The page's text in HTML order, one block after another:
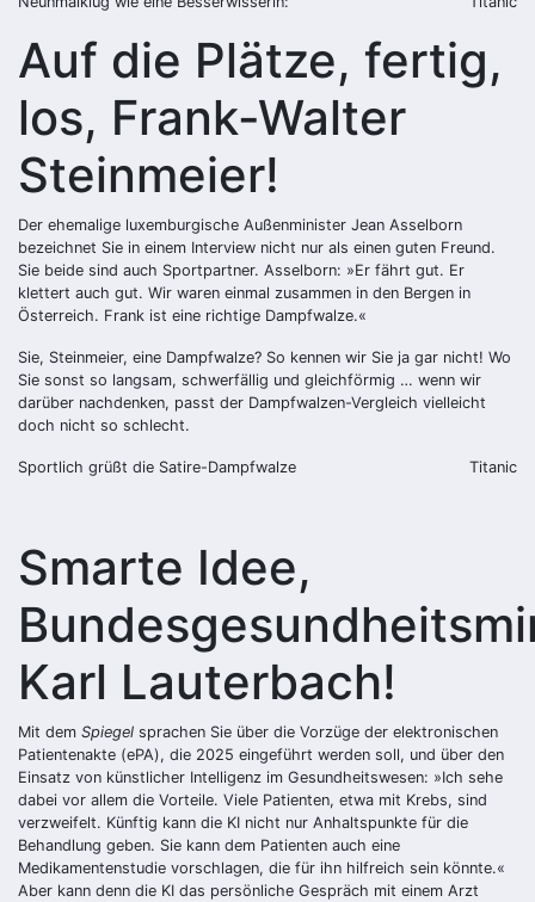
Auf die Plätze, fertig,
los, Frank-Walter
Steinmeier!
Der ehemalige luxemburgische Außenminister Jean Asselborn
bezeichnet Sie in einem Interview nicht nur als einen guten Freund.
Sie beide sind auch Sportpartner. Asselborn: »Er fährt gut. Er
klettert auch gut. Wir waren einmal zusammen in den Bergen in
Österreich. Frank ist eine richtige Dampfwalze.«
Sie, Steinmeier, eine Dampfwalze? So kennen wir Sie ja gar nicht! Wo
Sie sonst so langsam, schwerfällig und gleichförmig … wenn wir
darüber nachdenken, passt der Dampfwalzen-Vergleich vielleicht
doch nicht so schlecht.
Sportlich grüßt die Satire-Dampfwalze Titanic
Smarte Idee,
Karl Lauterbach!
Mit dem Spiegel sprachen Sie über die Vorzüge der elektronischen
Patientenakte (ePA), die 2025 eingeführt werden soll, und über den
Einsatz von künstlicher Intelligenz im Gesundheitswesen: »Ich sehe
dabei vor allem die Vorteile. Viele Patienten, etwa mit Krebs, sind
verzweifelt. Künftig kann die KI nicht nur Anhaltspunkte für die
Behandlung geben. Sie kann dem Patienten auch eine
Medikamentenstudie vorschlagen, die für ihn hilfreich sein könnte.«
Aber kann denn die KI das persönliche Gespräch mit einem Arzt